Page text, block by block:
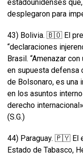
estadounidenses
desplegaron para
43) Bolivia. 🇧🇴 El
“declaraciones
Brasil. “Amenazar
en supuesta defensa
de Bolsonaro, es una
en los asuntos
derecho
(S.G.)
44) Paraguay. 🇵🇾 El
Estado de Tabasco,